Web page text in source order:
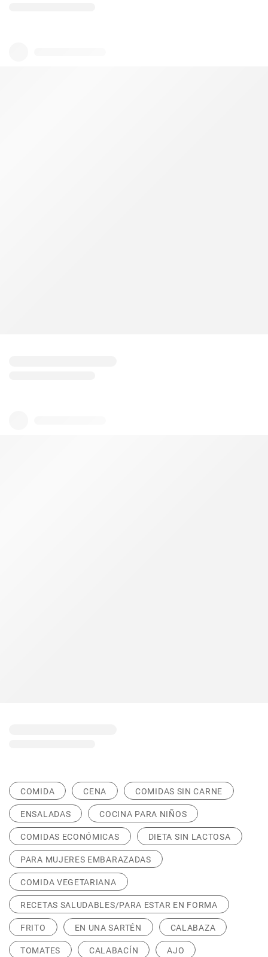
COMIDA CENA COMIDAS SIN CARNE
ENSALADAS COCINA PARA NIÑOS
COMIDAS ECONÓMICAS DIETA SIN LACTOSA
PARA MUJERES EMBARAZADAS
COMIDA VEGETARIANA
RECETAS SALUDABLES/PARA ESTAR EN FORMA
FRITO EN UNA SARTÉN CALABAZA
TOMATES CALABACÍN AJO